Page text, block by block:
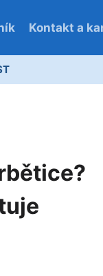
Kontakt a